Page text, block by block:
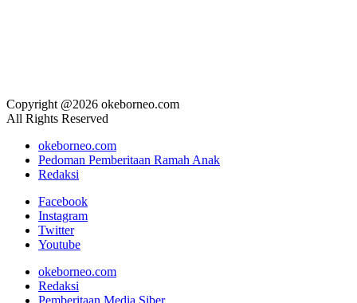
Copyright @2026 okeborneo.com
All Rights Reserved
okeborneo.com
Pedoman Pemberitaan Ramah Anak
Redaksi
Facebook
Instagram
Twitter
Youtube
okeborneo.com
Redaksi